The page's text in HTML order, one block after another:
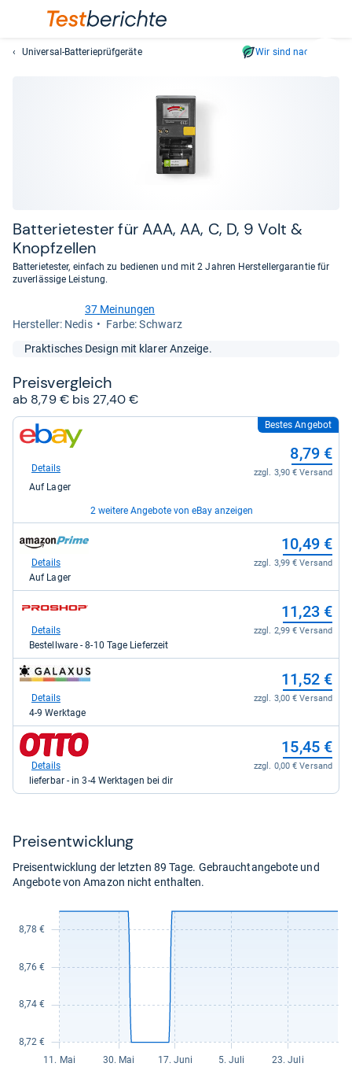
sich
Universal-Batterieprüfgeräte Wir sind nachhaltig
Bat­te­rie­tes­ter für AAA, AA, C, D, 9 Volt &
Knopf­zel­len
Batterietester, einfach zu bedienen und mit 2 Jahren Herstellergarantie für
zuverlässige Leistung.
von
37 Meinungen
Her­stel­ler: Nedis
Farbe: Schwarz
Praktisches Design mit klarer Anzeige.
Preis­ver­gleich
ab 8,79 € bis 27,40 €
zum
Shop:
eBay
8,79
Bestes Angebot
8,79 €
zzgl. 3,90 € Versand
Details
Auf Lager
2 weitere Angebote von eBay anzeigen
Shop:
eBay
kaufen.
14,44 €
zzgl. 0,00 € Versand
Details
Auf Lager
zum
eBay
27,40
kaufen.
27,40 €
zzgl. 11,95 € Versand
Details
Auf Lager
Shop:
Amazon.de
kaufen.
10,49 €
zzgl. 3,99 € Versand
Details
Auf Lager
zum
Proshop.de
11,23
kaufen.
11,23 €
zzgl. 2,99 € Versand
Details
Bestellware - 8-10 Tage Lieferzeit
zum
Shop:
galaxus
11,52
kaufen.
11,52 €
zzgl. 3,00 € Versand
Details
4-9 Werktage
zum
Shop:
Otto.de
15,45 €
zzgl. 0,00 € Versand
Details
lieferbar - in 3-4 Werktagen bei dir
Preis­ent­wick­lung
Preisentwicklung der letzten 89 Tage. Gebrauchtangebote und
Angebote von Amazon nicht enthalten.